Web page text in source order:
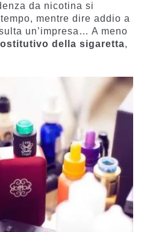
da nicotina si
mentre dire addio a
un’impresa… A meno
della sigaretta,